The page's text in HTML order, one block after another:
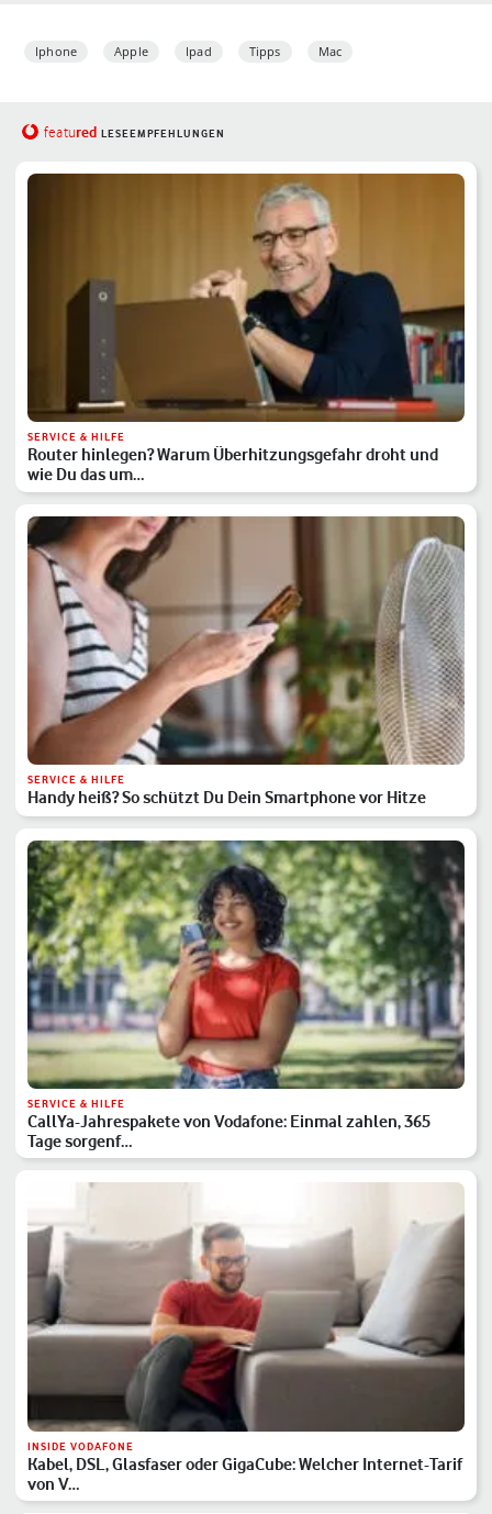
Iphone Apple Ipad Tipps Mac
featured LESEEMPFEHLUNGEN
SERVICE & HILFE
Router hinlegen? Warum Überhitzungsgefahr droht und
wie Du das um…
SERVICE & HILFE
Handy heiß? So schützt Du Dein Smartphone vor Hitze
SERVICE & HILFE
CallYa-Jahrespakete von Vodafone: Einmal zahlen, 365
Tage sorgenf…
INSIDE VODAFONE
Kabel, DSL, Glasfaser oder GigaCube: Welcher Internet-Tarif
von V…